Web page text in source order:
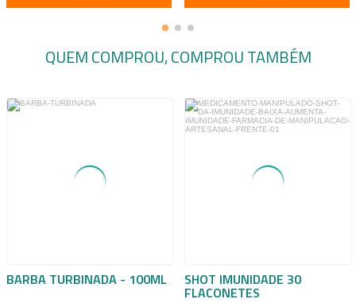
QUEM COMPROU, COMPROU TAMBÉM
BARBA TURBINADA - 100ML SHOT IMUNIDADE 30
FLACONETES